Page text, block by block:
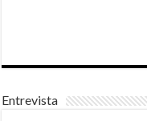
Entrevista